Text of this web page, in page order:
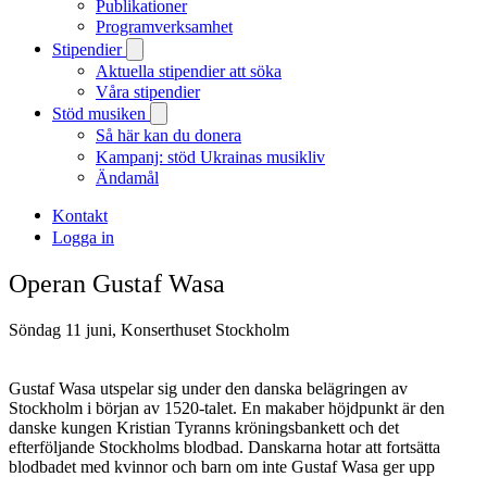
Publikationer
Programverksamhet
Stipendier
Aktuella stipendier att söka
Våra stipendier
Stöd musiken
Så här kan du donera
Kampanj: stöd Ukrainas musikliv
Ändamål
Kontakt
Logga in
Operan Gustaf Wasa
Söndag 11 juni, Konserthuset Stockholm
Gustaf Wasa utspelar sig under den danska belägringen av
Stockholm i början av 1520-talet. En makaber höjdpunkt är den
danske kungen Kristian Tyranns kröningsbankett och det
efterföljande Stockholms blodbad. Danskarna hotar att fortsätta
blodbadet med kvinnor och barn om inte Gustaf Wasa ger upp